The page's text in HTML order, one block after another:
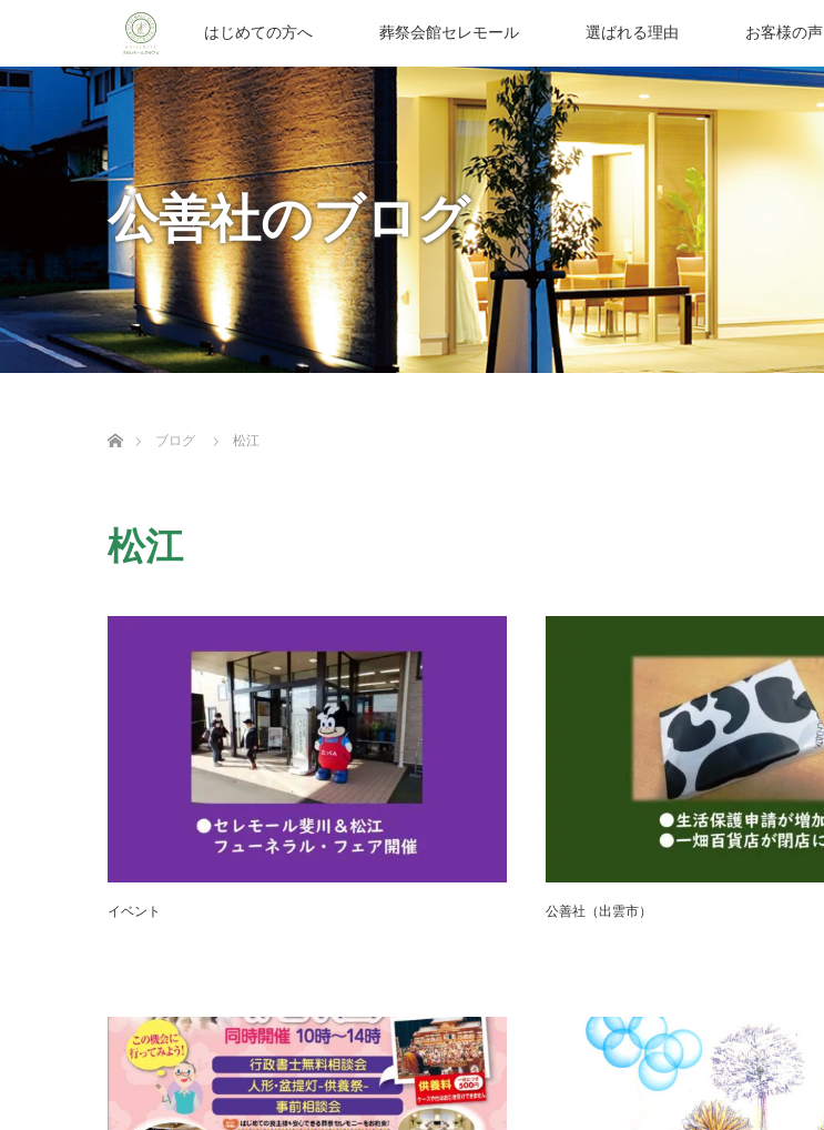
はじめての方へ 葬祭会館セレモール 選ばれる理由 お客様の声
公善社のブログ
ブログ
松江
松江
イベント 公善社（出雲市）